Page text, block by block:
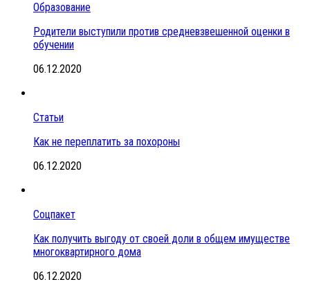
Образование
Родители выступили против средневзвешенной оценки в
обучении
06.12.2020
Статьи
Как не переплатить за похороны
06.12.2020
Соцпакет
Как получить выгоду от своей доли в общем имуществе
многоквартирного дома
06.12.2020